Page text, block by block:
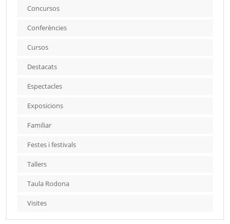
Concursos
Conferències
Cursos
Destacats
Espectacles
Exposicions
Familiar
Festes i festivals
Tallers
Taula Rodona
Visites